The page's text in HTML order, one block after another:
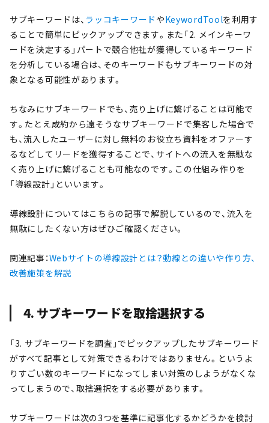
サブキーワードは、 ラッコキーワードやKeywordToolを利用す
ることで簡単にピックアップできます。また「2. メインキーワ
ードを決定する」パートで競合他社が獲得しているキーワード
を分析している場合は、そのキーワードもサブキーワードの対
象となる可能性があります。
ちなみにサブキーワードでも、売り上げに繋げることは可能で
す。たとえ成約から遠そうなサブキーワードで集客した場合で
も、流入したユーザーに対し無料のお役立ち資料をオファーす
るなどしてリードを獲得することで、サイトへの流入を無駄な
く売り上げに繋げることも可能なのです。この仕組み作りを
「導線設計」といいます。
導線設計についてはこちらの記事で解説しているので、流入を
無駄にしたくない方はぜひご確認ください。
関連記事：Webサイトの導線設計とは？動線との違いや作り方、
改善施策を解説
4. サブキーワードを取捨選択する
「3. サブキーワードを調査」でピックアップしたサブキーワード
がすべて記事として対策できるわけではありません。というよ
りすごい数のキーワードになってしまい対策のしようがなくな
ってしまうので、取捨選択をする必要があります。
サブキーワードは次の3つを基準に記事化するかどうかを検討